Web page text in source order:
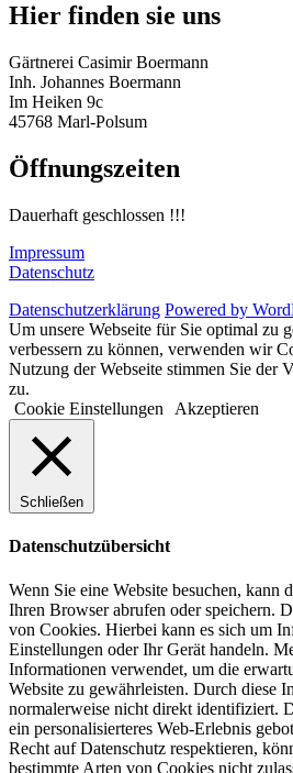
Hier finden sie uns
Gärtnerei Casimir Boermann
Inh. Johannes Boermann
Im Heiken 9c
45768 Marl-Polsum
Öffnungszeiten
Dauerhaft geschlossen !!!
Impressum
Datenschutz
Datenschutzerklärung Powered by
Um unsere Webseite für Sie optimal zu
verbessern zu können, verwenden wir
Nutzung der Webseite stimmen Sie der
zu.
Cookie Einstellungen
Akzeptieren
Schließen
Datenschutzübersicht
Wenn Sie eine Website besuchen, kann
Ihren Browser abrufen oder speichern.
von Cookies. Hierbei kann es sich um
Einstellungen oder Ihr Gerät handeln.
Informationen verwendet, um die
Website zu gewährleisten. Durch diese
normalerweise nicht direkt identifiziert.
ein personalisierteres Web-Erlebnis
Recht auf Datenschutz respektieren,
bestimmte Arten von Cookies nicht